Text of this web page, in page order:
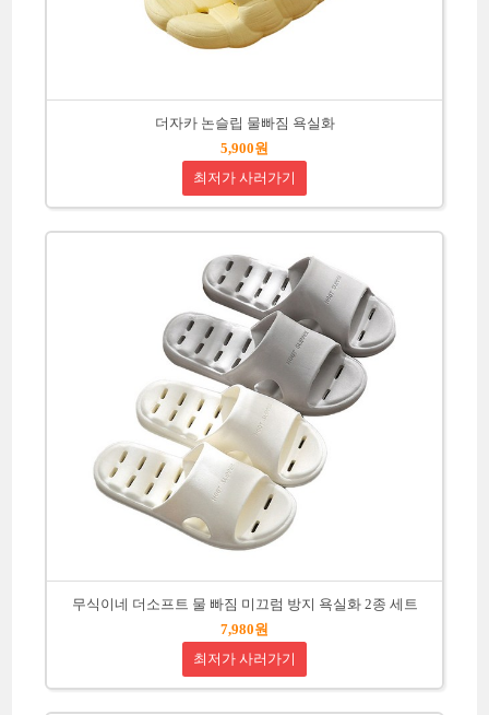
더자카 논슬립 물빠짐 욕실화
5,900원
최저가 사러가기
무식이네 더소프트 물 빠짐 미끄럼 방지 욕실화 2종 세트
7,980원
최저가 사러가기